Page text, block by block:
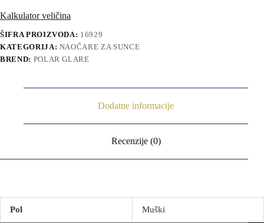
Kalkulator veličina
ŠIFRA PROIZVODA: 16929
KATEGORIJA: NAOČARE ZA SUNCE
BREND: POLAR GLARE
Dodatne informacije
Recenzije (0)
Pol Muški